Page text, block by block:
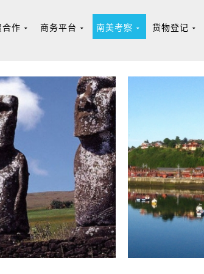
作 商务平台
Las Oportunidades
南美考察
Expedición
货物登记
SIVECA
节岛
活节岛